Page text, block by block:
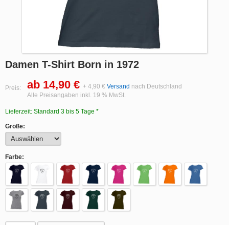
Damen T-Shirt Born in 1972
Preis: ab 14,90 € + 4,90 € Versand nach Deutschland
Alle Preisangaben inkl. 19 % MwSt.
Lieferzeit: Standard 3 bis 5 Tage *
Größe:
Farbe: